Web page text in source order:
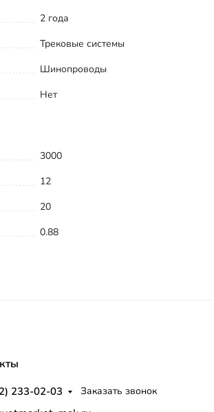
2 года
Трековые системы
Шинопроводы
Нет
3000
12
20
0.88
233-02-03 Заказать звонок